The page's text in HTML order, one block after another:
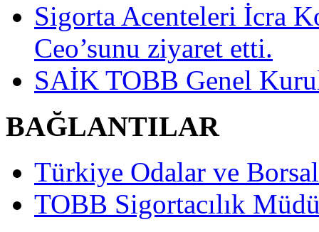
Sigorta Acenteleri İcra
Ceo’sunu ziyaret etti.
SAİK TOBB Genel
BAĞLANTILAR
Türkiye Odalar ve
TOBB Sigortacılık